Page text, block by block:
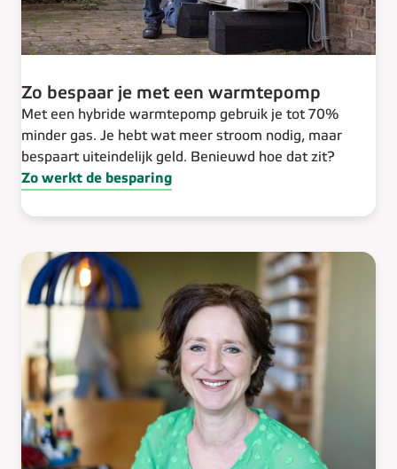
Zo bespaar je met een warmtepomp
Met een hybride warmtepomp gebruik je tot 70%
minder gas. Je hebt wat meer stroom nodig, maar
bespaart uiteindelijk geld. Benieuwd hoe dat zit?
Zo werkt de besparing